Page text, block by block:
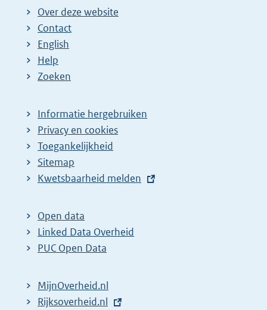
Over deze website
Contact
English
Help
Zoeken
Informatie hergebruiken
Privacy en cookies
Toegankelijkheid
Sitemap
E
t
e
r
l
i
Kwetsbaarheid melden
Open data
Linked Data Overheid
PUC Open Data
MijnOverheid.nl
E
Rijksoverheid.nl